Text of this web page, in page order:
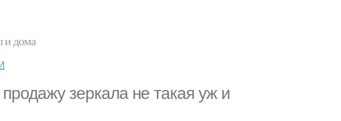
и дома
зеркала не такая уж и